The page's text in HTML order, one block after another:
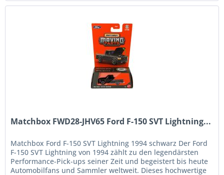
Matchbox FWD28-JHV65 Ford F-150 SVT Lightning...
Matchbox Ford F-150 SVT Lightning 1994 schwarz Der Ford
F-150 SVT Lightning von 1994 zählt zu den legendärsten
Performance-Pick-ups seiner Zeit und begeistert bis heute
Automobilfans und Sammler weltweit. Dieses hochwertige